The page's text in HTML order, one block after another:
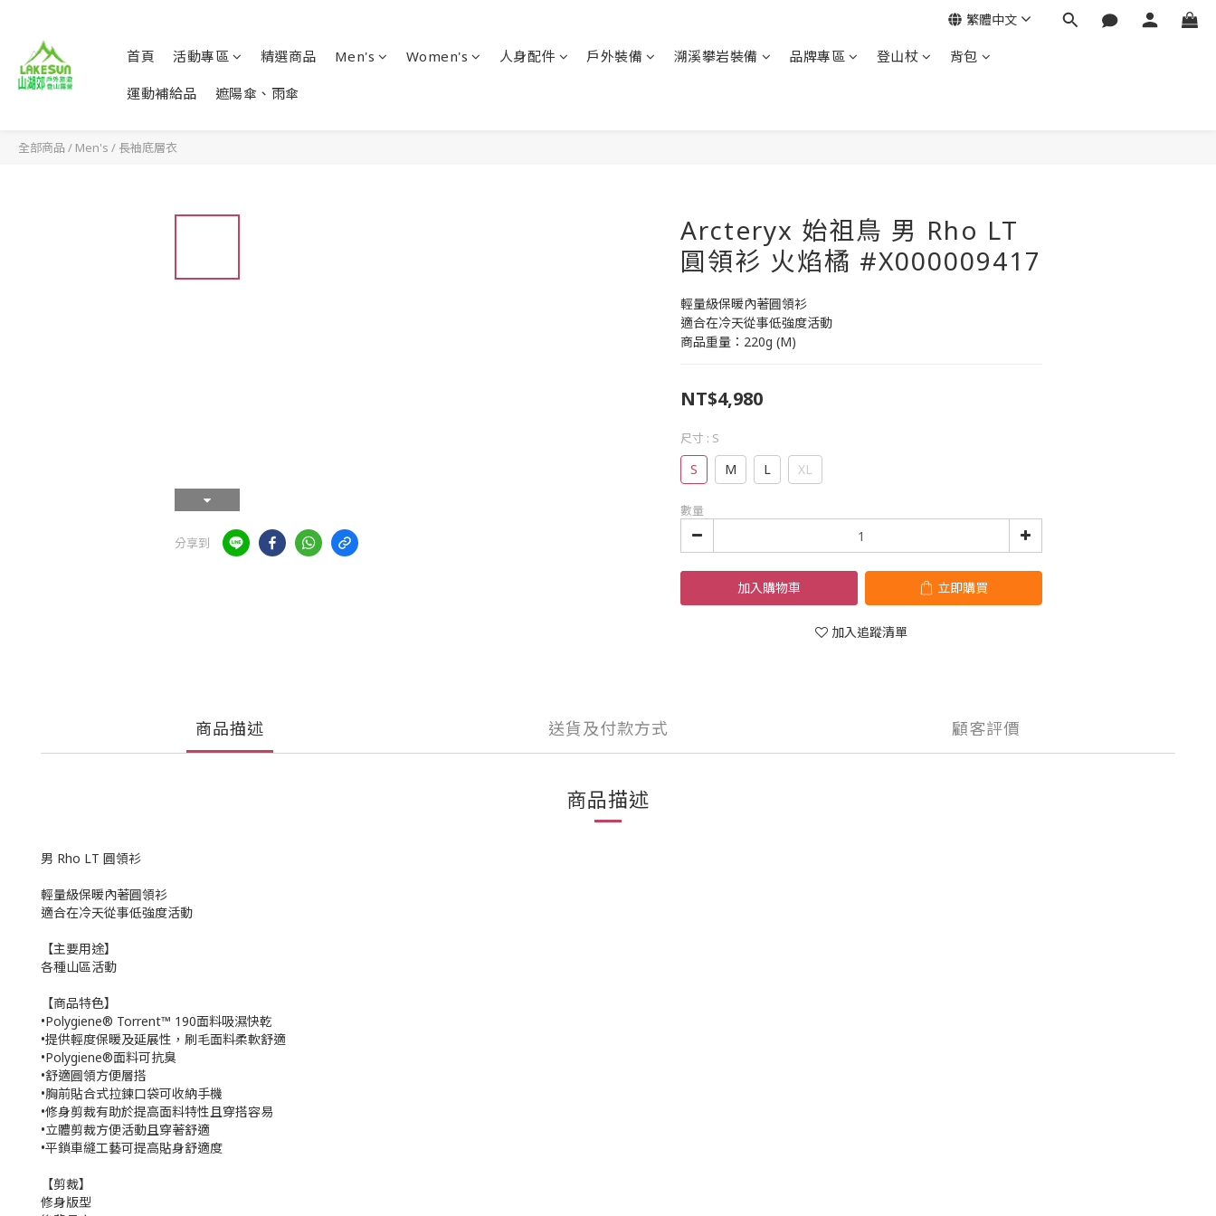
首頁 活動專區 精選商品 Men's Women's 人身配件 戶外裝備 溯溪攀岩裝備 品牌專區 登山杖 背包
運動補給品 遮陽傘、雨傘
繁體中文
全部商品 / Men's / 長袖底層衣
分享到
Arcteryx 始祖鳥 男 Rho LT
圓領衫 火焰橘 #X000009417
輕量級保暖內著圓領衫
適合在冷天從事低強度活動
商品重量：220g (M)
NT$4,980
尺寸 : S
S M L XL
數量
加入購物車 立即購買
加入追蹤清單
商品描述 送貨及付款方式 顧客評價
商品描述
男 Rho LT 圓領衫
輕量級保暖內著圓領衫
適合在冷天從事低強度活動
【主要用途】
各種山區活動
【商品特色】
•Polygiene® Torrent™ 190面料吸濕快乾
•提供輕度保暖及延展性，刷毛面料柔軟舒適
•Polygiene®面料可抗臭
•舒適圓領方便層搭
•胸前貼合式拉鍊口袋可收納手機
•修身剪裁有助於提高面料特性且穿搭容易
•立體剪裁方便活動且穿著舒適
•平鎖車縫工藝可提高貼身舒適度
【剪裁】
修身版型